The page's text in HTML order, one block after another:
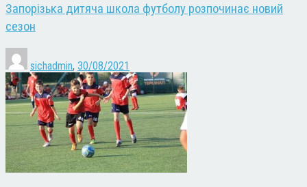
Запорізька дитяча школа футболу розпочинає новий
сезон
sichadmin, 30/08/2021